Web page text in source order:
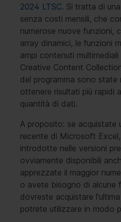
2024 LTSC. Si tratta di
senza costi mensili, che
numerose nuove funzioni,
array dinamici, le funzioni
ampi contenuti
Creative Content
del programma sono state
ottenere risultati più rapidi
quantità di dati.
A proposito: se acquistate
recente di Microsoft
introdotte nelle versioni
ovviamente disponibili
apprezzate il maggior
o avete bisogno di alcune
dovreste acquistare
potrete utilizzare in modo